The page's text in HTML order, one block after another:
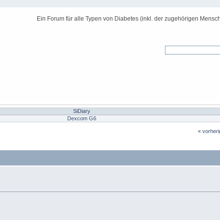
Ein Forum für alle Typen von Diabetes (inkl. der zugehörigen
SiDiary
Dexcom G6
«